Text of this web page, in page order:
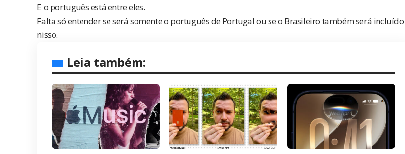
E o português está entre eles.
Falta só entender se será somente o português de Portugal ou se o Brasileiro também será incluído
nisso.
Leia também: